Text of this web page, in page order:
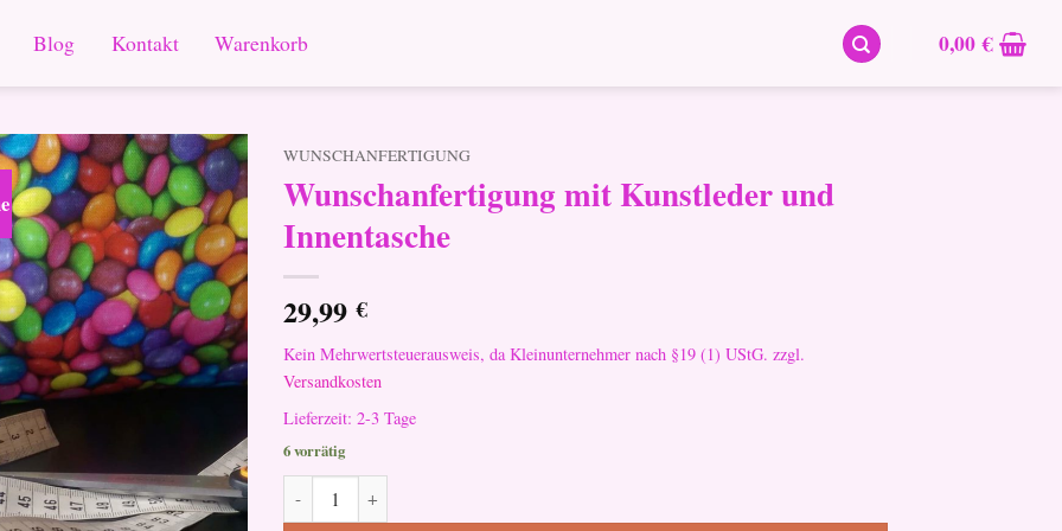
Blog Kontakt Warenkorb 0,00€
WUNSCHANFERTIGUNG
Wunschanfertigung mit Kunstleder und
Innentasche
29,99€
Kein Mehrwertsteuerausweis, da Kleinunternehmer nach §19 (1) UStG. zzgl.
Versandkosten
Lieferzeit: 2-3 Tage
6 vorrätig
Wunschanfertigung mit Kunstleder und Innentasche Menge